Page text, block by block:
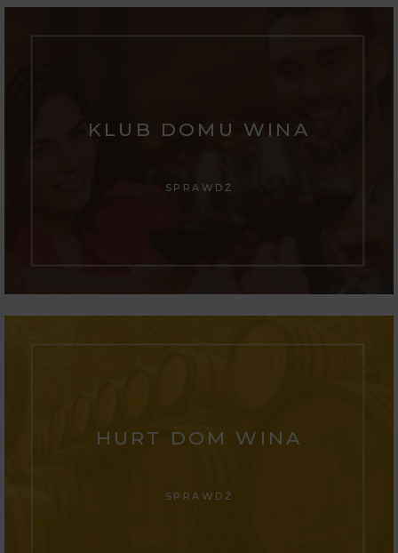
KLUB DOMU WINA
SPRAWDŹ
HURT DOM WINA
SPRAWDŹ